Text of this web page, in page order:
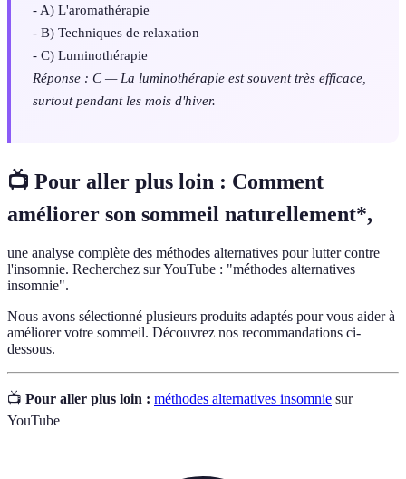
- A) L'aromathérapie
- B) Techniques de relaxation
- C) Luminothérapie
Réponse : C — La luminothérapie est souvent très efficace,
surtout pendant les mois d'hiver.
📺 Pour aller plus loin : Comment
améliorer son sommeil naturellement*,
une analyse complète des méthodes alternatives pour lutter contre
l'insomnie. Recherchez sur YouTube : "méthodes alternatives
insomnie".
Nous avons sélectionné plusieurs produits adaptés pour vous aider à
améliorer votre sommeil. Découvrez nos recommandations ci-
dessous.
📺 Pour aller plus loin : méthodes alternatives insomnie sur
YouTube